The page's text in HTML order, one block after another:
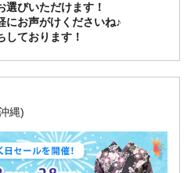
びいただけます！
にお声がけくださいね♪
しております！
縄)